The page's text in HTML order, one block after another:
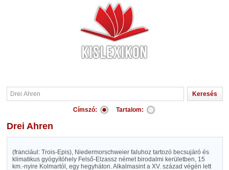
Címszó: Tartalom:
Drei Ahren
(franciául: Trois-Epis), Niedermorschweier faluhoz tartozó becsujáró és
klimatikus gyógyítóhely Felső-Elzassz német birodalmi kerületben, 15
km.-nyire Kolmartól, egy hegyháton. Alkalmasint a XV. század végén lett